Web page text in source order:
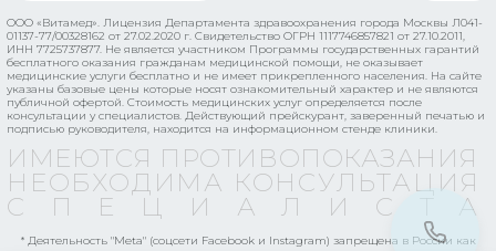
ООО «Витамед». Лицензия Департамента здравоохранения города Москвы Л041-
01137-77/00328162 от 27.02.2020 г. Свидетельство ОГРН 1117746857821 от 27.10.2011,
ИНН 7725737877. Не является участником Программы государственных гарантий
бесплатного оказания гражданам медицинской помощи, не оказывает
медицинские услуги бесплатно и не имеет прикрепленного населения. На сайте
указаны базовые цены которые носят ознакомительный характер и не являются
публичной офертой. Стоимость медицинских услуг определяется после
консультации у специалистов. Действующий прейскурант, заверенный печатью и
подписью руководителя, находится на информационном стенде клиники.
ИМЕЮТСЯ ПРОТИВОПОКАЗАНИЯ
НЕОБХОДИМА КОНСУЛЬТАЦИЯ
* Деятельность "Meta" (соцсети Facebook и Instagram) запрещена в России как